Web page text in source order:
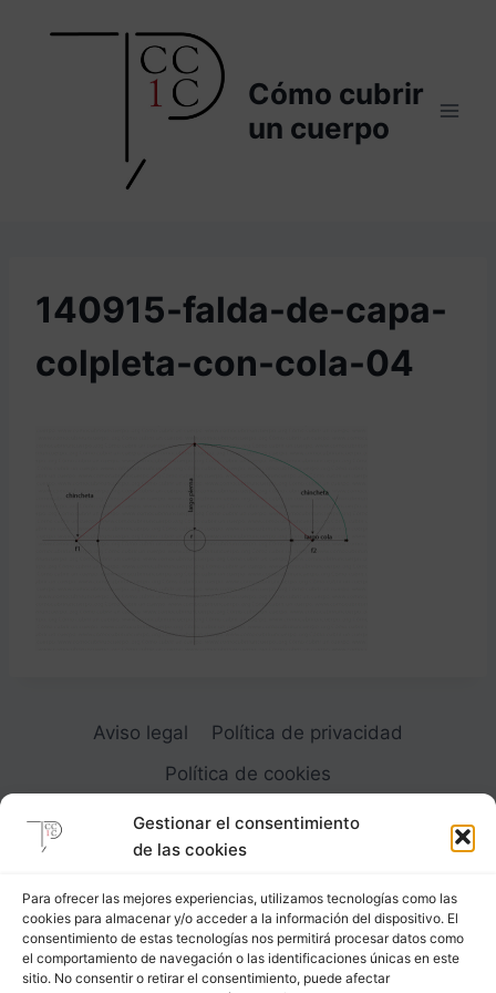
Gestionar el consentimiento
de las cookies
Para ofrecer las mejores experiencias, utilizamos tecnologías como las
cookies para almacenar y/o acceder a la información del dispositivo. El
consentimiento de estas tecnologías nos permitirá procesar datos como
el comportamiento de navegación o las identificaciones únicas en este
sitio. No consentir o retirar el consentimiento, puede afectar
Cómo cubrir
un cuerpo
140915-falda-de-capa-
colpleta-con-cola-04
Aviso legal
Política de privacidad
Política de cookies
Carrer Provença, 183
08036 - Barcelona (Espana)